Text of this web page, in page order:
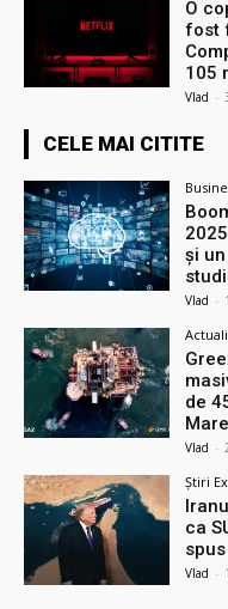
O
fost
105
Vlad -
CELE MAI CITITE
și
Vlad -
de
Vlad -
Știri
ca
Vlad -